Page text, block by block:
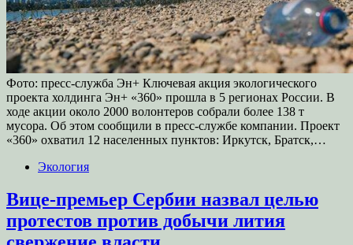
Фото: пресс-служба Эн+ Ключевая акция экологического
проекта холдинга Эн+ «360» прошла в 5 регионах России. В
ходе акции около 2000 волонтеров собрали более 138 т
мусора. Об этом сообщили в пресс-службе компании. Проект
«360» охватил 12 населенных пунктов: Иркутск, Братск,…
Экология
Вице-премьер Сербии назвал целью
протестов против добычи лития